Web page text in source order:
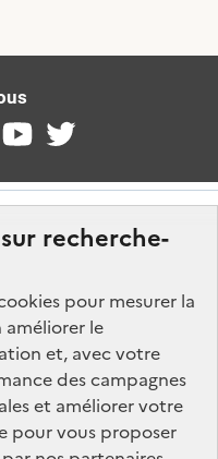
recherche-
pour mesurer la
le
et, avec votre
des campagnes
et améliorer votre
pour vous proposer